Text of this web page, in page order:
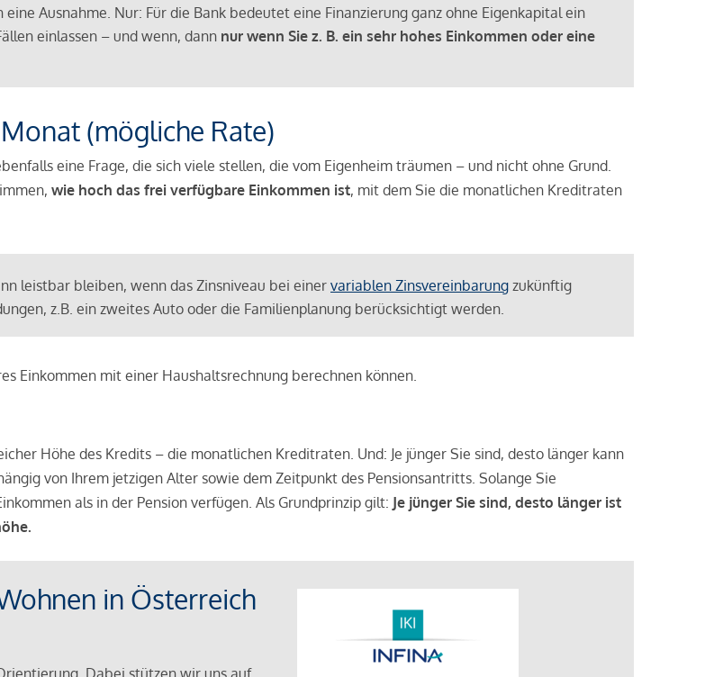
Ausnahme. Nur: Für die Bank bedeutet eine Finanzierung ganz ohne Eigenkapital ein
einlassen – und wenn, dann nur wenn Sie z. B. ein sehr hohes Einkommen oder eine
(mögliche Rate)
eine Frage, die sich viele stellen, die vom Eigenheim träumen – und nicht ohne Grund.
wie hoch das frei verfügbare Einkommen ist, mit dem Sie die monatlichen Kreditraten
leistbar bleiben, wenn das Zinsniveau bei einer variablen Zinsvereinbarung zukünftig
z.B. ein zweites Auto oder die Familienplanung berücksichtigt werden.
Einkommen mit einer Haushaltsrechnung berechnen können.
Höhe des Kredits – die monatlichen Kreditraten. Und: Je jünger Sie sind, desto länger kann
von Ihrem jetzigen Alter sowie dem Zeitpunkt des Pensionsantritts. Solange Sie
als in der Pension verfügen. Als Grundprinzip gilt: Je jünger Sie sind, desto länger ist
in Österreich